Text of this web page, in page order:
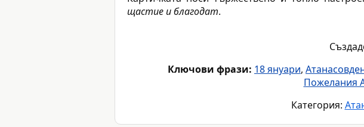
щастие и благодат.
Ключови фрази: 18 януари,
Пожелания
Категория: